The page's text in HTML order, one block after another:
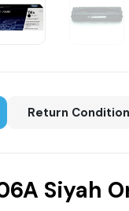
Return
Siyah